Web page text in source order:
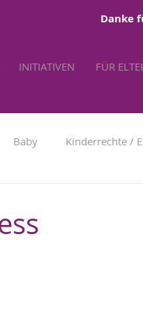
Danke
INITIATIVEN FÜR
Baby Kinderrechte /